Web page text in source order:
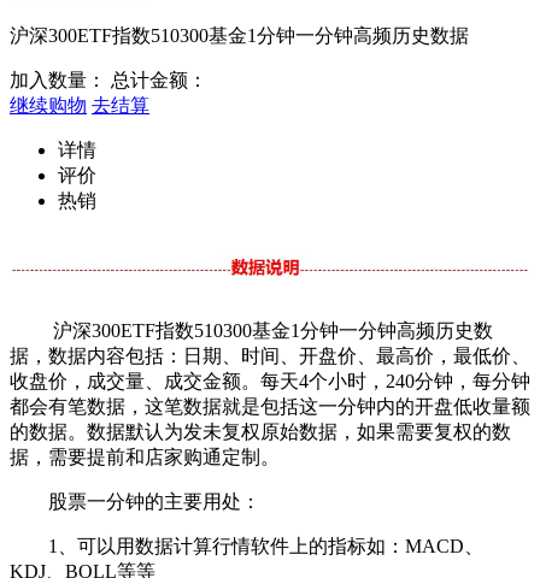
沪深300ETF指数510300基金1分钟一分钟高频历史数据
加入数量： 总计金额：
继续购物 去结算
详情
评价
热销
沪深300ETF指数510300基金1分钟一分钟高频历史数
据，数据内容包括：日期、时间、开盘价、最高价，最低价、
收盘价，成交量、成交金额。每天4个小时，240分钟，每分钟
都会有笔数据，这笔数据就是包括这一分钟内的开盘低收量额
的数据。数据默认为发未复权原始数据，如果需要复权的数
据，需要提前和店家购通定制。
股票一分钟的主要用处：
1、可以用数据计算行情软件上的指标如：MACD、
KDJ、BOLL等等